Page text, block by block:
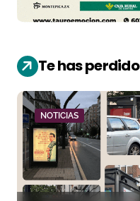
Te has perdido
NOTICIAS